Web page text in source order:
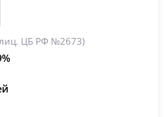
ЦБ РФ №2673)